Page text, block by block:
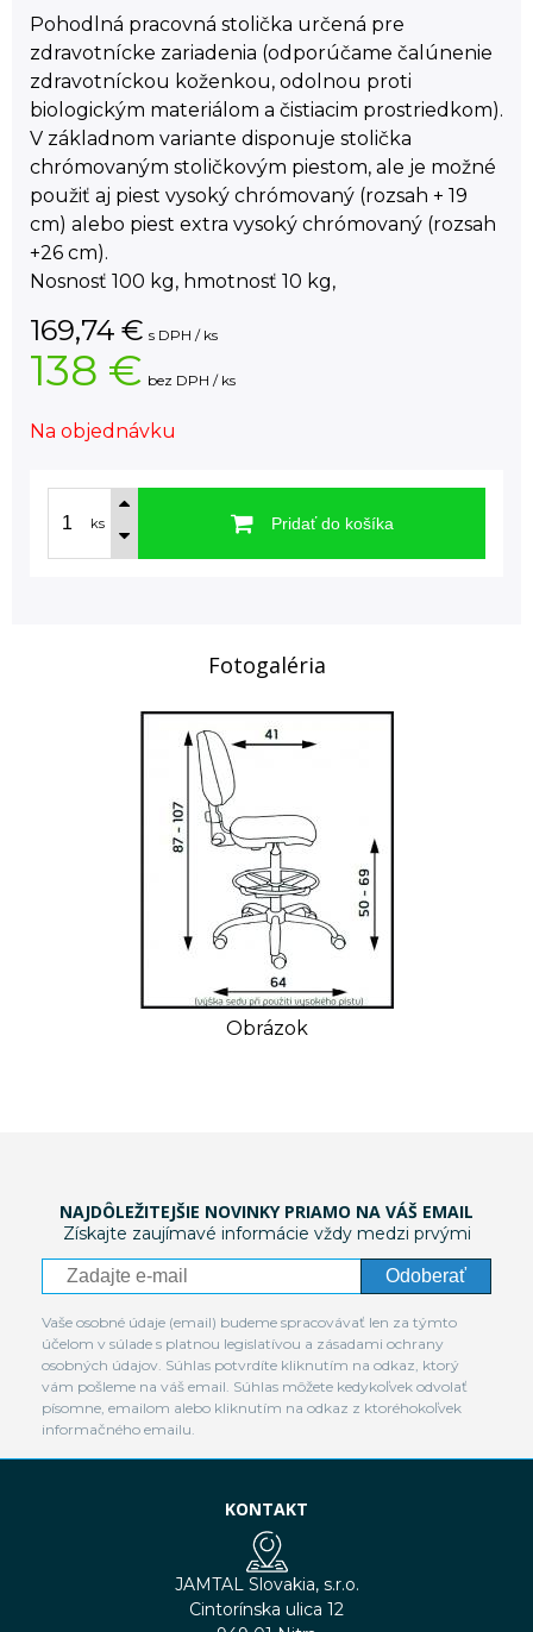
Pohodlná pracovná stolička určená pre
zdravotnícke zariadenia (odporúčame čalúnenie
zdravotníckou koženkou, odolnou proti
biologickým materiálom a čistiacim prostriedkom).
V základnom variante disponuje stolička
chrómovaným stoličkovým piestom, ale je možné
použiť aj piest vysoký chrómovaný (rozsah + 19
cm) alebo piest extra vysoký chrómovaný (rozsah
+26 cm).
Nosnosť 100 kg, hmotnosť 10 kg,
169,74 € s DPH / ks
138 € bez DPH / ks
Na objednávku
ks Pridať do košíka
Fotogaléria
Obrázok
NAJDÔLEŽITEJŠIE NOVINKY PRIAMO NA VÁŠ EMAIL
Získajte zaujímavé informácie vždy medzi prvými
Odoberať
Vaše osobné údaje (email) budeme spracovávať len za týmto
účelom v súlade s platnou legislatívou a zásadami ochrany
osobných údajov. Súhlas potvrdíte kliknutím na odkaz, ktorý
vám pošleme na váš email. Súhlas môžete kedykoľvek odvolať
písomne, emailom alebo kliknutím na odkaz z ktoréhokoľvek
informačného emailu.
KONTAKT
JAMTAL Slovakia, s.r.o.
Cintorínska ulica 12